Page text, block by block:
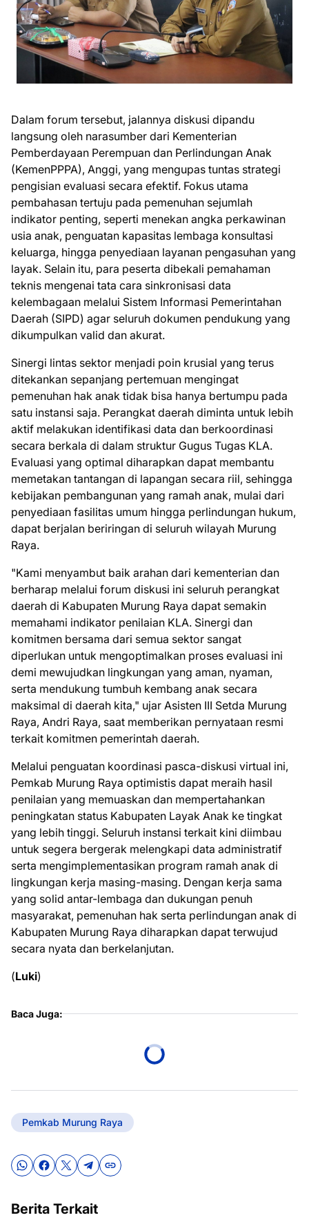
Dalam forum tersebut, jalannya diskusi dipandu
langsung oleh narasumber dari Kementerian
Pemberdayaan Perempuan dan Perlindungan Anak
(KemenPPPA), Anggi, yang mengupas tuntas strategi
pengisian evaluasi secara efektif. Fokus utama
pembahasan tertuju pada pemenuhan sejumlah
indikator penting, seperti menekan angka perkawinan
usia anak, penguatan kapasitas lembaga konsultasi
keluarga, hingga penyediaan layanan pengasuhan yang
layak. Selain itu, para peserta dibekali pemahaman
teknis mengenai tata cara sinkronisasi data
kelembagaan melalui Sistem Informasi Pemerintahan
Daerah (SIPD) agar seluruh dokumen pendukung yang
dikumpulkan valid dan akurat.
​Sinergi lintas sektor menjadi poin krusial yang terus
ditekankan sepanjang pertemuan mengingat
pemenuhan hak anak tidak bisa hanya bertumpu pada
satu instansi saja. Perangkat daerah diminta untuk lebih
aktif melakukan identifikasi data dan berkoordinasi
secara berkala di dalam struktur Gugus Tugas KLA.
Evaluasi yang optimal diharapkan dapat membantu
memetakan tantangan di lapangan secara riil, sehingga
kebijakan pembangunan yang ramah anak, mulai dari
penyediaan fasilitas umum hingga perlindungan hukum,
dapat berjalan beriringan di seluruh wilayah Murung
Raya.
​"Kami menyambut baik arahan dari kementerian dan
berharap melalui forum diskusi ini seluruh perangkat
daerah di Kabupaten Murung Raya dapat semakin
memahami indikator penilaian KLA. Sinergi dan
komitmen bersama dari semua sektor sangat
diperlukan untuk mengoptimalkan proses evaluasi ini
demi mewujudkan lingkungan yang aman, nyaman,
serta mendukung tumbuh kembang anak secara
maksimal di daerah kita," ujar Asisten III Setda Murung
Raya, Andri Raya, saat memberikan pernyataan resmi
terkait komitmen pemerintah daerah.
​Melalui penguatan koordinasi pasca-diskusi virtual ini,
Pemkab Murung Raya optimistis dapat meraih hasil
penilaian yang memuaskan dan mempertahankan
peningkatan status Kabupaten Layak Anak ke tingkat
yang lebih tinggi. Seluruh instansi terkait kini diimbau
untuk segera bergerak melengkapi data administratif
serta mengimplementasikan program ramah anak di
lingkungan kerja masing-masing. Dengan kerja sama
yang solid antar-lembaga dan dukungan penuh
masyarakat, pemenuhan hak serta perlindungan anak di
Kabupaten Murung Raya diharapkan dapat terwujud
secara nyata dan berkelanjutan.
(Luki)
Baca Juga:
Pemkab Murung Raya
Berita Terkait